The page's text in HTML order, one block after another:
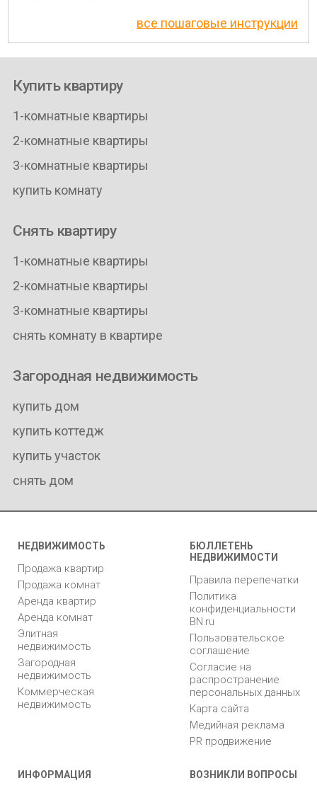
все пошаговые инструкции
Купить квартиру
1-комнатные квартиры
2-комнатные квартиры
3-комнатные квартиры
купить комнату
Снять квартиру
1-комнатные квартиры
2-комнатные квартиры
3-комнатные квартиры
снять комнату в квартире
Загородная недвижимость
купить дом
купить коттедж
купить участок
снять дом
НЕДВИЖИМОСТЬ
Продажа квартир
Продажа комнат
Аренда квартир
Аренда комнат
Элитная
недвижимость
Загородная
недвижимость
Коммерческая
недвижимость
БЮЛЛЕТЕНЬ
НЕДВИЖИМОСТИ
Правила перепечатки
Политика
конфиденциальности
BN.ru
Пользовательское
соглашение
Согласие на
распространение
персональных данных
Карта сайта
Медийная реклама
PR продвижение
ИНФОРМАЦИЯ ВОЗНИКЛИ ВОПРОСЫ